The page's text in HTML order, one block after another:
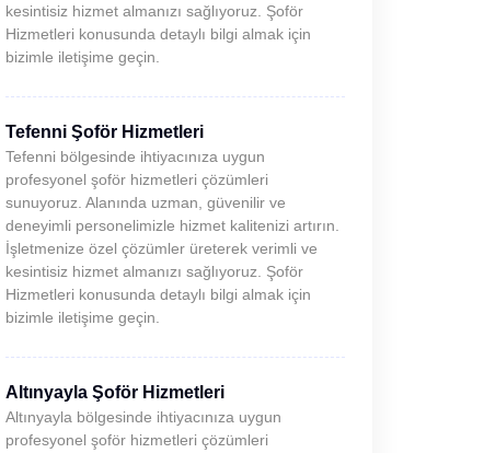
kesintisiz hizmet almanızı sağlıyoruz. Şoför
Hizmetleri konusunda detaylı bilgi almak için
bizimle iletişime geçin.
Tefenni Şoför Hizmetleri
Tefenni bölgesinde ihtiyacınıza uygun
profesyonel şoför hizmetleri çözümleri
sunuyoruz. Alanında uzman, güvenilir ve
deneyimli personelimizle hizmet kalitenizi artırın.
İşletmenize özel çözümler üreterek verimli ve
kesintisiz hizmet almanızı sağlıyoruz. Şoför
Hizmetleri konusunda detaylı bilgi almak için
bizimle iletişime geçin.
Altınyayla Şoför Hizmetleri
Altınyayla bölgesinde ihtiyacınıza uygun
profesyonel şoför hizmetleri çözümleri